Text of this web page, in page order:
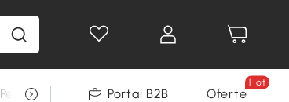
Pentru animale Decoratiuni Sarbatori
Portal B2B Oferte
Hot